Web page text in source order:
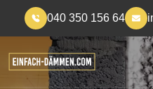
040 350 156 64